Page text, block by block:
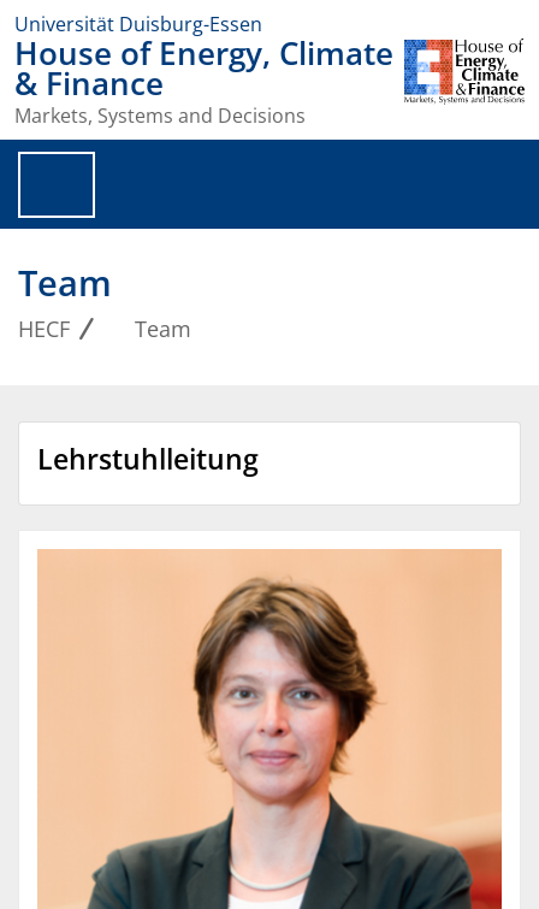
Universität Duisburg-Essen
House of Energy, Climate
& Finance
Markets, Systems and Decisions
Team
HECF Team
Lehrstuhlleitung